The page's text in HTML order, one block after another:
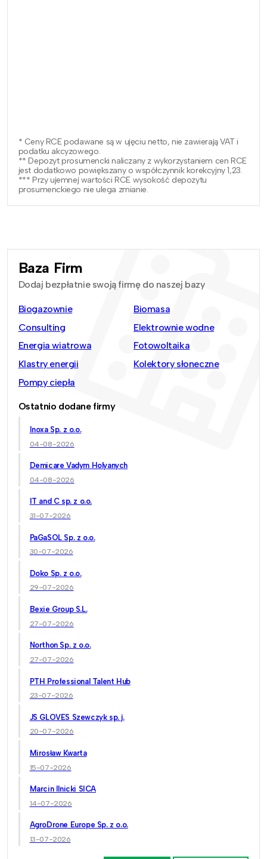
* Ceny RCE podawane są w ujęciu netto, nie zawierają VAT i
podatku akcyzowego.
** Depozyt prosumencki naliczany z wykorzystaniem cen RCE
jest dodatkowo powiększany o współczynnik korekcyjny 1,23.
*** Przy ujemnej wartości RCE wysokość depozytu
prosumenckiego nie ulega zmianie.
Baza Firm
Dodaj bezpłatnie swoją firmę do naszej bazy
Biogazownie
Biomasa
Consulting
Elektrownie wodne
Energia wiatrowa
Fotowoltaika
Klastry energii
Kolektory słoneczne
Pompy ciepła
Ostatnio dodane firmy
Inoxa Sp. z o.o.
04-08-2026
Demicare Vadym Holyanych
04-08-2026
IT and C sp. z o.o.
31-07-2026
PaGaSOL Sp. z o.o.
30-07-2026
Doko Sp. z o.o.
29-07-2026
Bexie Group S.L.
27-07-2026
Northon Sp. z o.o.
27-07-2026
PTH Professional Talent Hub
23-07-2026
JS GLOVES Szewczyk sp. j.
20-07-2026
Mirosław Kwarta
15-07-2026
Marcin Ilnicki SICA
14-07-2026
AgroDrone Europe Sp. z o.o.
13-07-2026